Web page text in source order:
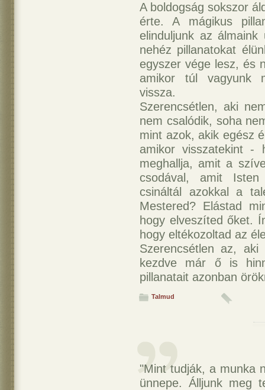
A boldogság sokszor
érte. A mágikus
elinduljunk az
nehéz pillanatokat
egyszer vége lesz, és
amikor túl vagyunk
vissza.
Szerencsétlen, aki
nem csalódik, soha
mint azok, akik egész
amikor visszatekint -
meghallja, amit a
csodával, amit
csináltál azokkal a
Mestered? Elástad
hogy elveszíted őket.
hogy eltékozoltad az
Szerencsétlen az,
kezdve már ő is
pillanatait azonban
Talmud
"Mint tudják, a munka
ünnepe. Álljunk meg